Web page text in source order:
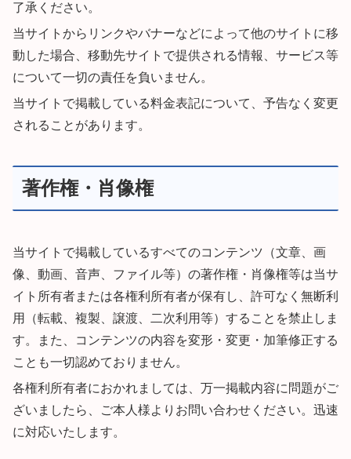
了承ください。
当サイトからリンクやバナーなどによって他のサイトに移
動した場合、移動先サイトで提供される情報、サービス等
について一切の責任を負いません。
当サイトで掲載している料金表記について、予告なく変更
されることがあります。
著作権・肖像権
当サイトで掲載しているすべてのコンテンツ（文章、画
像、動画、音声、ファイル等）の著作権・肖像権等は当サ
イト所有者または各権利所有者が保有し、許可なく無断利
用（転載、複製、譲渡、二次利用等）することを禁止しま
す。また、コンテンツの内容を変形・変更・加筆修正する
ことも一切認めておりません。
各権利所有者におかれましては、万一掲載内容に問題がご
ざいましたら、ご本人様よりお問い合わせください。迅速
に対応いたします。